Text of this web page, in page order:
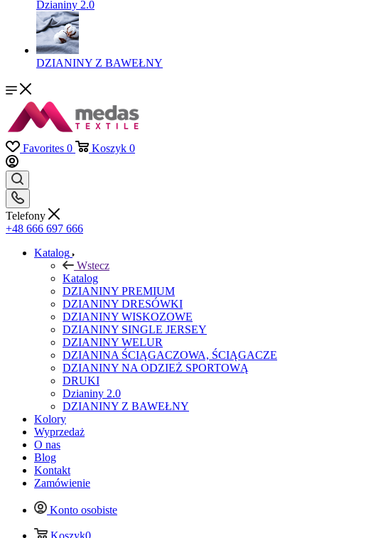
Dzianiny 2.0
DZIANINY Z BAWEŁNY
Favorites 0 Koszyk 0
Telefony
+48 666 697 666
Katalog
Wstecz
Katalog
DZIANINY PREMIUM
DZIANINY DRESÓWKI
DZIANINY WISKOZOWE
DZIANINY SINGLE JERSEY
DZIANINY WELUR
DZIANINA ŚCIĄGACZOWA, ŚCIĄGACZE
DZIANINY NA ODZIEŻ SPORTOWĄ
DRUKI
Dzianiny 2.0
DZIANINY Z BAWEŁNY
Kolory
Wyprzedaż
O nas
Blog
Kontakt
Zamówienie
Konto osobiste
Koszyk0